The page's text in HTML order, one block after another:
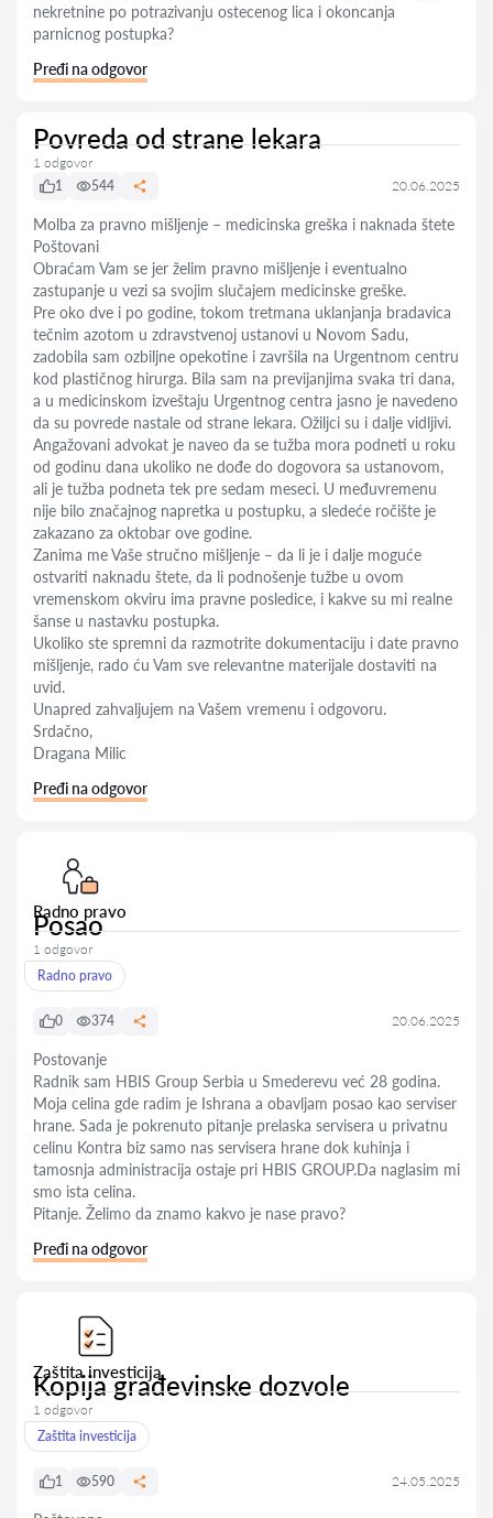
nekretnine po potrazivanju ostecenog lica i okoncanja
parnicnog postupka?
Pređi na odgovor
Povreda od strane lekara
1 odgovor
1
544 20.06.2025
Molba za pravno mišljenje – medicinska greška i naknada štete
Poštovani
Obraćam Vam se jer želim pravno mišljenje i eventualno
zastupanje u vezi sa svojim slučajem medicinske greške.
Pre oko dve i po godine, tokom tretmana uklanjanja bradavica
tečnim azotom u zdravstvenoj ustanovi u Novom Sadu,
zadobila sam ozbiljne opekotine i završila na Urgentnom centru
kod plastičnog hirurga. Bila sam na previjanjima svaka tri dana,
a u medicinskom izveštaju Urgentnog centra jasno je navedeno
da su povrede nastale od strane lekara. Ožiljci su i dalje vidljivi.
Angažovani advokat je naveo da se tužba mora podneti u roku
od godinu dana ukoliko ne dođe do dogovora sa ustanovom,
ali je tužba podneta tek pre sedam meseci. U međuvremenu
nije bilo značajnog napretka u postupku, a sledeće ročište je
zakazano za oktobar ove godine.
Zanima me Vaše stručno mišljenje – da li je i dalje moguće
ostvariti naknadu štete, da li podnošenje tužbe u ovom
vremenskom okviru ima pravne posledice, i kakve su mi realne
šanse u nastavku postupka.
Ukoliko ste spremni da razmotrite dokumentaciju i date pravno
mišljenje, rado ću Vam sve relevantne materijale dostaviti na
uvid.
Unapred zahvaljujem na Vašem vremenu i odgovoru.
Srdačno,
Dragana Milic
Pređi na odgovor
Radno pravo
Posao
1 odgovor
Radno pravo
0 374 20.06.2025
Postovanje
Radnik sam HBIS Group Serbia u Smederevu već 28 godina.
Moja celina gde radim je Ishrana a obavljam posao kao serviser
hrane. Sada je pokrenuto pitanje prelaska servisera u privatnu
celinu Kontra biz samo nas servisera hrane dok kuhinja i
tamosnja administracija ostaje pri HBIS GROUP.Da naglasim mi
smo ista celina.
Pitanje. Želimo da znamo kakvo je nase pravo?
Pređi na odgovor
Zaštita investicija
Kopija građevinske dozvole
1 odgovor
Zaštita investicija
1 590 24.05.2025